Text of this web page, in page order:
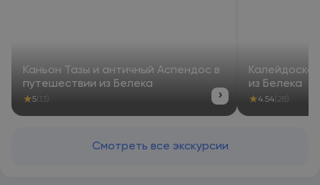
Каньон Тазы и античный Аспендос в
путешествии из Белека
★5 (13) ›
из Белека
★4.54 (28)
Смотреть все экскурсии